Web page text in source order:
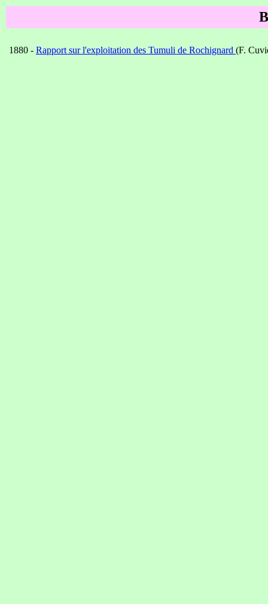
1880 - Rapport sur l'exploitation des Tumuli de Rochignard (F.